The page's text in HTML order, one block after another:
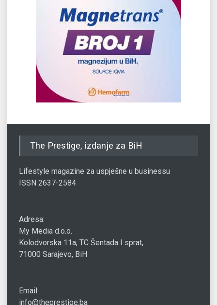
The Prestige, izdanje za BiH
Lifestyle magazine za uspješne u businessu
ISSN 2637-2584
Adresa:
My Media d.o.o.
Kolodvorska 11a, TC Šentada I sprat,
71000 Sarajevo, BiH
Email:
info@theprestige.ba